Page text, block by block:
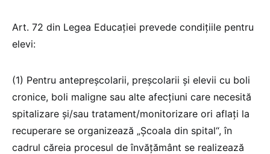
Art. 72 din Legea Educației prevede condițiile pentru
elevi:
(1) Pentru antepreșcolarii, preșcolarii și elevii cu boli
cronice, boli maligne sau alte afecțiuni care necesită
spitalizare și/sau tratament/monitorizare ori aflați la
recuperare se organizează „Școala din spital“, în
cadrul căreia procesul de învățământ se realizează